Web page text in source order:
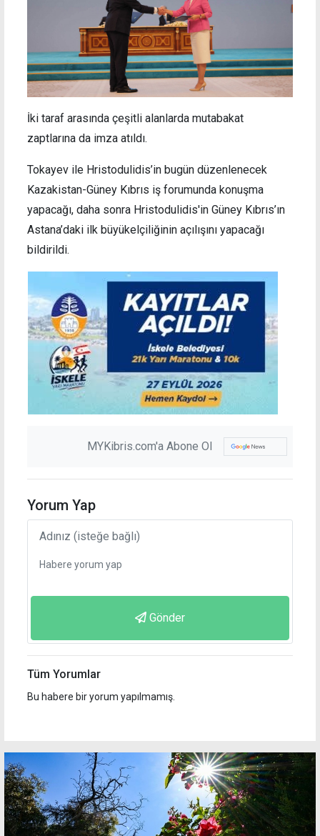
İki taraf arasında çeşitli alanlarda mutabakat
zaptlarına da imza atıldı.
Tokayev ile Hristodulidis’in bugün düzenlenecek
Kazakistan-Güney Kıbrıs iş forumunda konuşma
yapacağı, daha sonra Hristodulidis'in Güney Kıbrıs’ın
Astana’daki ilk büyükelçiliğinin açılışını yapacağı
bildirildi.
MYKibris.com'a Abone Ol
Yorum Yap
Gönder
Tüm Yorumlar
Bu habere bir yorum yapılmamış.